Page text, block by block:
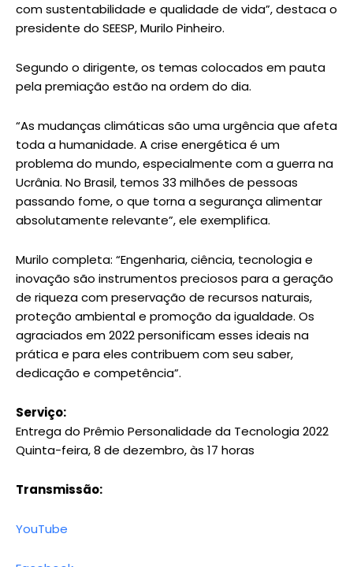
com sustentabilidade e qualidade de vida”, destaca o
presidente do SEESP, Murilo Pinheiro.
Segundo o dirigente, os temas colocados em pauta
pela premiação estão na ordem do dia.
“As mudanças climáticas são uma urgência que afeta
toda a humanidade. A crise energética é um
problema do mundo, especialmente com a guerra na
Ucrânia. No Brasil, temos 33 milhões de pessoas
passando fome, o que torna a segurança alimentar
absolutamente relevante”, ele exemplifica.
Murilo completa: “Engenharia, ciência, tecnologia e
inovação são instrumentos preciosos para a geração
de riqueza com preservação de recursos naturais,
proteção ambiental e promoção da igualdade. Os
agraciados em 2022 personificam esses ideais na
prática e para eles contribuem com seu saber,
dedicação e competência”.
Serviço:
Entrega do Prêmio Personalidade da Tecnologia 2022
Quinta-feira, 8 de dezembro, às 17 horas
Transmissão:
YouTube